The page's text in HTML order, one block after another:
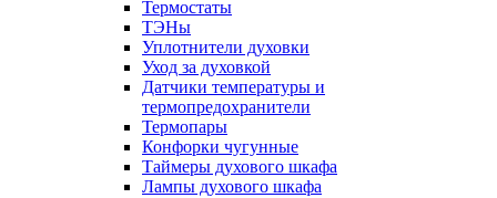
Термостаты
ТЭНы
Уплотнители духовки
Уход за духовкой
Датчики температуры и
термопредохранители
Термопары
Конфорки чугунные
Таймеры духового шкафа
Лампы духового шкафа